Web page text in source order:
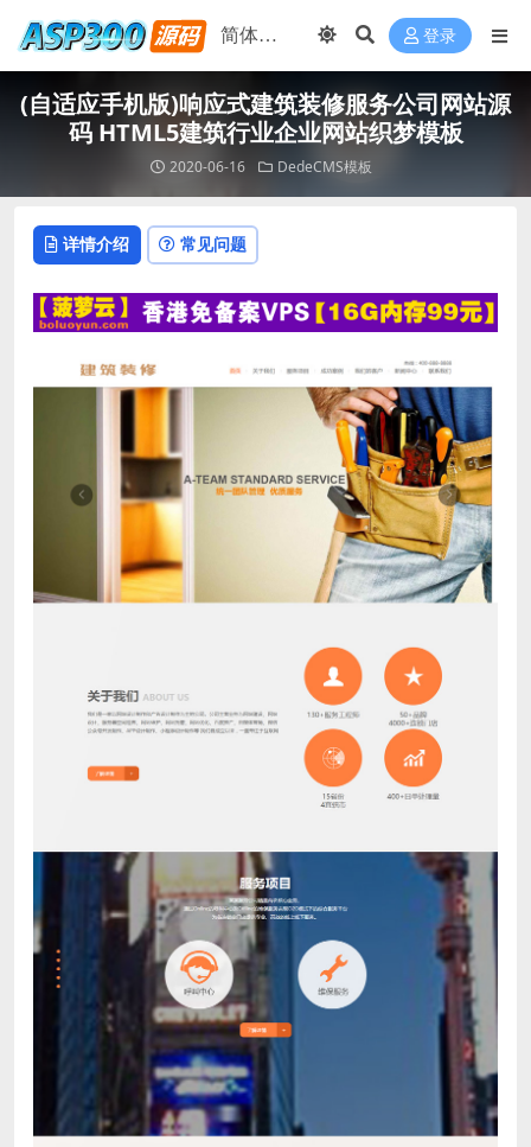
登录
(自适应手机版)响应式建筑装修服务公司网站源
码 HTML5建筑行业企业网站织梦模板
2020-06-16 DedeCMS模板
详情介绍 常见问题